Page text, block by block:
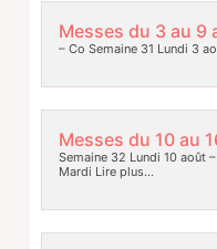
Messes du 3 au 9
– Co Semaine 31 Lundi 3
Messes du 10 au
Semaine 32 Lundi 10 août
Mardi Lire plus…